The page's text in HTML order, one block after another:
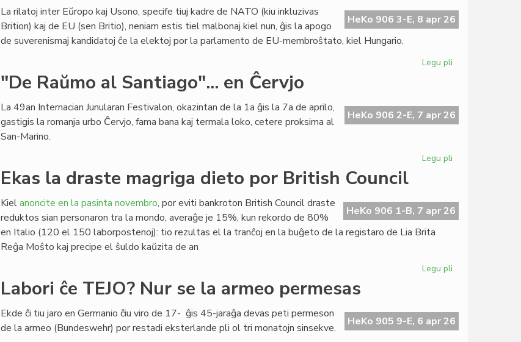
internacia
konferenco
HeKo 906 3-E, 8 apr 26
La rilatoj inter Eŭropo kaj Usono, specife tiuj kadre de NATO (kiu inkluzivas
Brition) kaj de EU (sen Britio), neniam estis tiel malbonaj kiel nun, ĝis la apogo
de suverenismaj kandidatoj ĉe la elektoj por la parlamento de EU-membroŝtato, kiel Hungario.
Legu pli
stimulas
la
"De Raŭmo al Santiago"... en Ĉervjo
HeKo 906 2-E, 7 apr 26
La 49an Internacian Junularan Festivalon, okazintan de la 1a ĝis la 7a de aprilo,
gastigis la romanja urbo Ĉervjo, fama bana kaj termala loko, cetere proksima al
San-Marino.
Legu pli
Santiago"...
en
Ekas la draste magriga dieto por British Council
HeKo 906 1-B, 7 apr 26
Kielanoncite en la pasinta novembro, por eviti bankroton British Council draste
reduktos sian personaron tra la mondo, averaĝe je 15%, kun rekordo de 80%
en Italio (120 el 150 laborpostenoj): tio rezultas el la tranĉoj en la buĝeto de la registaro de Lia Brita
Reĝa Moŝto kaj precipe el ŝuldo kaŭzita de an
Legu pli
magriga
dieto
Labori ĉe TEJO? Nur se la armeo permesas
HeKo 905 9-E, 6 apr 26
Ekde ĉi tiu jaro en Germanio ĉiu viro de 17- ĝis 45-jaraĝa devas peti permeson
de la armeo (Bundeswehr) por restadi eksterlande pli ol tri monatojn sinsekve.